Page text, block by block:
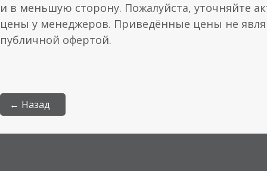
и в меньшую сторону. Пожалуйста, уточняйте
цены у менеджеров. Приведённые цены не
публичной офертой.
← Назад